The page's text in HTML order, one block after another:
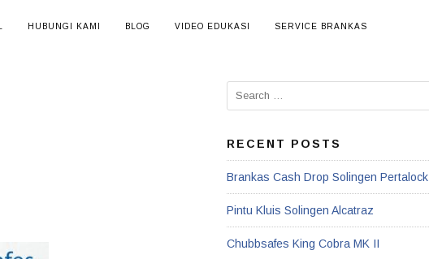
HUBUNGI KAMI BLOG VIDEO EDUKASI SERVICE BRANKAS
RECENT POSTS
Brankas Cash Drop Solingen Pertalock
Pintu Kluis Solingen Alcatraz
Chubbsafes King Cobra MK II